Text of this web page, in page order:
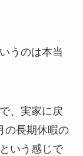
うのは本当
、実家に戻
の長期休暇の
いう感じで